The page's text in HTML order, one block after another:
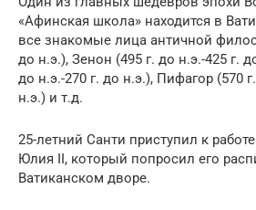
«Афинская школа» находится в
все знакомые лица античной
до н.э.), Зенон (495 г. до н.э.-425 г.
до н.э.-270 г. до н.э.), Пифагор (570
н.э.) и т.д.
25-летний Санти приступил к
Юлия II, который попросил его
Ватиканском дворе.